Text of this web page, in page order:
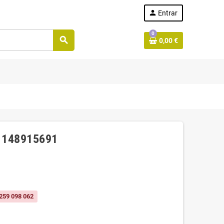
person Entrar
search
0
0,00 €
098 062